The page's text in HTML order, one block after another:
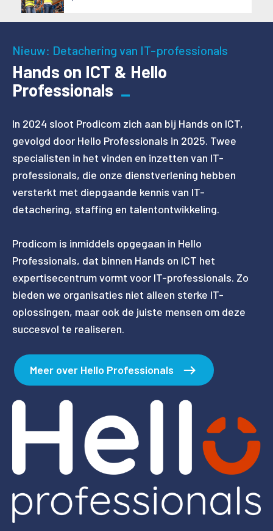
Nieuw: Detachering van IT-professionals
Hands on ICT & Hello
Professionals
In 2024 sloot Prodicom zich aan bij Hands on ICT,
gevolgd door Hello Professionals in 2025. Twee
specialisten in het vinden en inzetten van IT-
professionals, die onze dienstverlening hebben
versterkt met diepgaande kennis van IT-
detachering, staffing en talentontwikkeling.
Prodicom is inmiddels opgegaan in Hello
Professionals, dat binnen Hands on ICT het
expertisecentrum vormt voor IT-professionals. Zo
bieden we organisaties niet alleen sterke IT-
oplossingen, maar ook de juiste mensen om deze
succesvol te realiseren.
Meer over Hello Professionals